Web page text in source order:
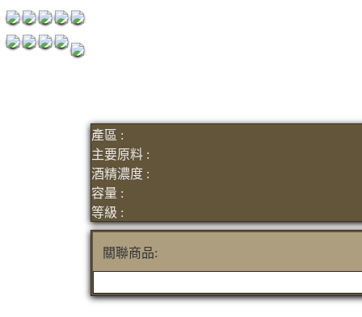
產區 :
主要原料 :
酒精濃度 :
容量 :
等級 :
關聯商品: